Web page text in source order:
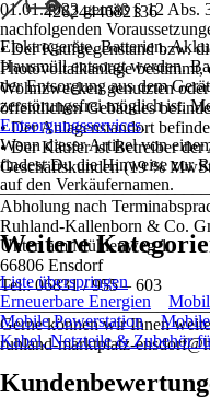
4262444682136
01.01.2023 gemäß § 12 Abs.
nachfolgenden
• Der Kaufgegenstand bzw.
Photovoltaikanlage
Wohnzwecken genutzten
öffentlichen Gebäudes
• Der Anlagenstandort
• Der Käufer ist Betreiber der
Geschäftskunden (19 %
Abholung nach
Ruhland-Kallenborn & Co.
Unten am Mühlenweg 1
66806 Ensdorf
Tel.: 06831 / 955 – 603
Gerne können wir Ihnen
ruhland-marktplatz-
Elektrogeräte, Batterien,
Hausmüll entsorgt werden.
der Entsorgung aus dem
zerstörungsfrei möglich ist.
Entsorgungsservices.
Wenn dieser Artikel von
findest Du die Hinweise zur
auf den Verkäufernamen.
Weitere
Liste überspringen
Erneuerbare Energien
Mobile Powerstation
Kabel, Netzteile & Zubehör